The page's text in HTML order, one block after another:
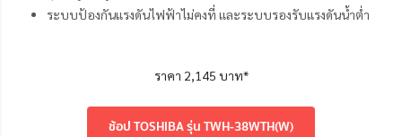
ระบบป้องกันแรงดันไฟฟ้าไม่คงที่ เเละระบบรองรับแรงดันน้ำต่ำ
ราคา 2,145 บาท*
ช้อป TOSHIBA รุ่น TWH-38WTH(W)